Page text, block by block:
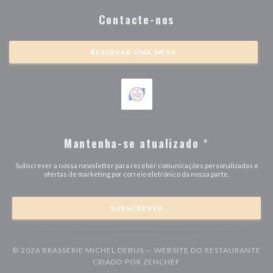
Contacte-nos
RESERVAR UMA MESA
Mantenha-se atualizado *
Subscrever a nossa newsletter para receber comunicações personalizadas e
ofertas de marketing por correio eletrónico da nossa parte.
SUBSCREVER
© 2026 BRASSERIE MICHEL DEBUS — WEBSITE DO RESTAURANTE
CRIADO POR ZENCHEF